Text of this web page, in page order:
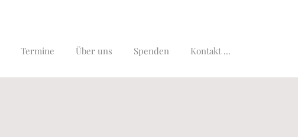
Termine Über uns Spenden Kontakt ...